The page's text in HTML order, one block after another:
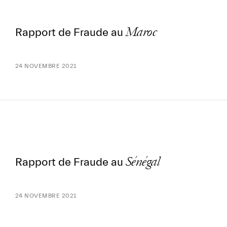
Rapport de Fraude auMaroc
24 NOVEMBRE 2021
Rapport de Fraude au Sénégal
24 NOVEMBRE 2021